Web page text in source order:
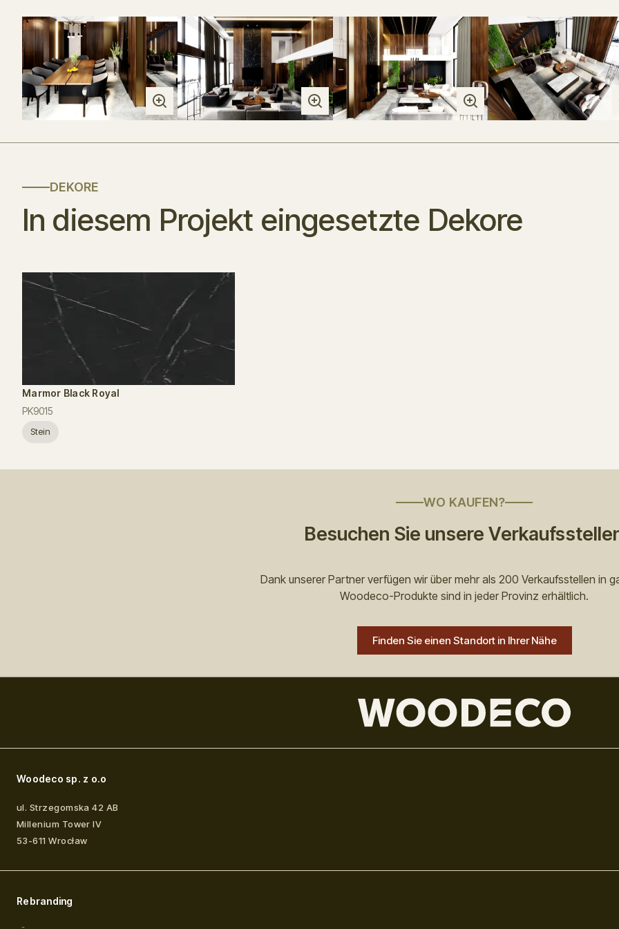
DEKORE
In diesem Projekt eingesetzte Dekore
Marmor Black Royal
PK9015
Stein
WO KAUFEN?
Besuchen Sie unsere
Dank unserer Partner verfügen wir über mehr als 200 Verkaufsstellen in
Woodeco-Produkte sind in jeder Provinz erhältlich.
Finden Sie einen Standort in Ihrer Nähe
Woodeco sp. z o.o
ul. Strzegomska 42 AB
Millenium Tower IV
53-611 Wrocław
Rebranding